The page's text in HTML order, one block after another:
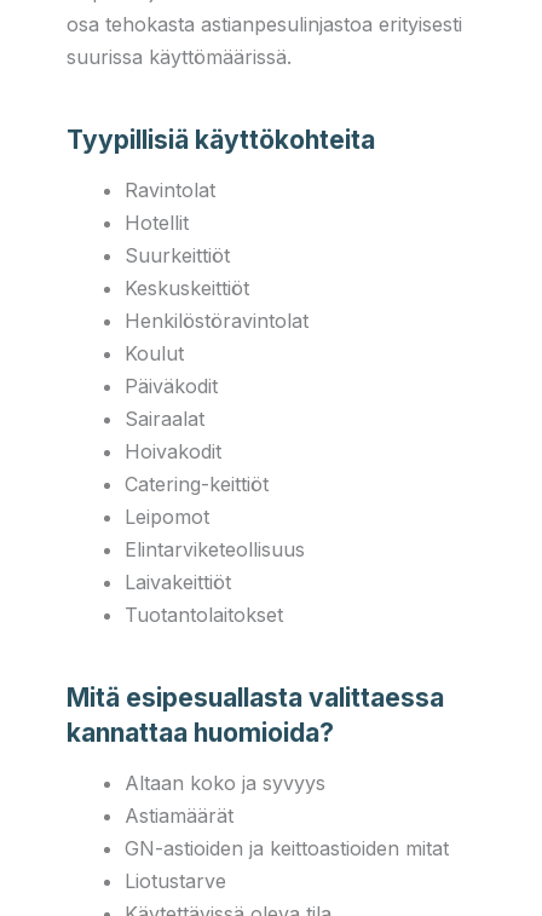
osa tehokasta astianpesulinjastoa erityisesti
suurissa käyttömäärissä.
Tyypillisiä käyttökohteita
Ravintolat
Hotellit
Suurkeittiöt
Keskuskeittiöt
Henkilöstöravintolat
Koulut
Päiväkodit
Sairaalat
Hoivakodit
Catering-keittiöt
Leipomot
Elintarviketeollisuus
Laivakeittiöt
Tuotantolaitokset
Mitä esipesuallasta valittaessa
kannattaa huomioida?
Altaan koko ja syvyys
Astiamäärät
GN-astioiden ja keittoastioiden mitat
Liotustarve